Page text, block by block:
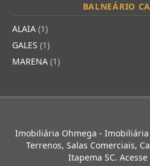
BALNEÁRIO
ALAIA (1)
GALES (1)
MARENA (1)
Imobiliária Ohmega - Imobiliária
Terrenos, Salas Comerciais,
Itapema SC.